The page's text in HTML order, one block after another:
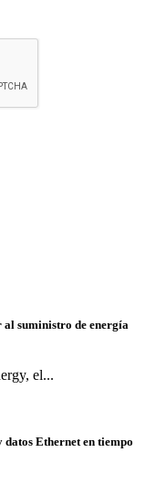
suministro de energía
el...
Ethernet en tiempo